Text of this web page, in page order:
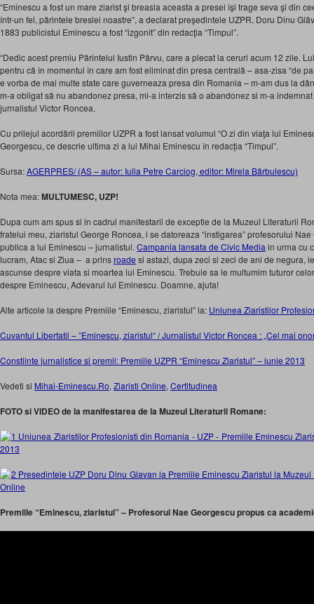
“Eminescu a fost un mare ziarist şi breasla aceasta a presei îşi trage seva şi din
într-un fel, părintele breslei noastre”, a declarat preşedintele UZPR, Doru Dinu
1883 publicistul Eminescu a fost “izgonit” din redacţia “Timpul”.
“Dedic acest premiu Părintelui Iustin Pârvu, care a plecat la ceruri acum 12 zile.
pentru că în momentul în care am fost eliminat din presa centrală – asa-zisa “de
e vorba de mai multe state care guverneaza presa din Romania – m-am dus la
m-a obligat să nu abandonez presa, mi-a interzis să o abandonez si m-a
jurnalistul Victor Roncea.
Cu prilejul acordării premiilor UZPR a fost lansat volumul “O zi din viaţa lui
Georgescu, ce descrie ultima zi a lui Mihai Eminescu în redacţia “Timpul”.
Sursa:AGERPRES/ (AS – autor: Iulia Petre Carciog, editor: Mirela Bărbulescu)
Nota mea:MULTUMESC, UZP!
Dupa cum am spus si in cadrul manifestarii de exceptie de la Muzeul Literaturii
fratelui meu, ziaristul George Roncea, i se datoreaza “instigarea” profesorului
publica a lui Eminescu – jurnalistul. Campania lansata de Civic Media in urma cu
lucram, Atac si Ziua – a prinsroade si astazi, dupa zeci si zeci de ani de negura,
ascunse despre viata si moartea lui Eminescu. Trebuie sa le multumim tuturor
despre Eminescu, Adevarul lui Eminescu. Doamne, ajuta!
Alte articole la despre Premiile “Eminescu, ziaristul” la: Uniunea Ziaristilor
Cuvantul Libertatii – ”Eminescu, ziaristul“ / Jurnalistul Victor Roncea : „Cel mai
Constiinte jurnalistice si premii: Premiile UZPR “Eminescu Ziaristul” – iunie 2013
Vedeti si Mihai-Eminescu.Ro, Ziaristi Online, Certitudinea
FOTO si VIDEO de la manifestarea de la Muzeul Literaturii Romane:
Premiile “Eminescu, ziaristul” – Profesorul Nae Georgescu propus ca